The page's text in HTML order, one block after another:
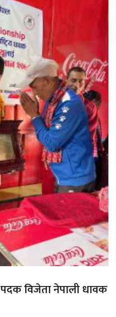
पदक विजेता नेपाली धावक